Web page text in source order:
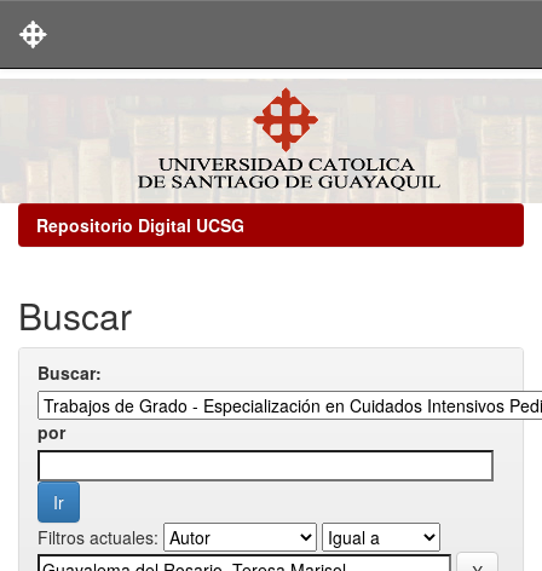
Repositorio Digital UCSG
Buscar
Buscar:
por
Filtros actuales: